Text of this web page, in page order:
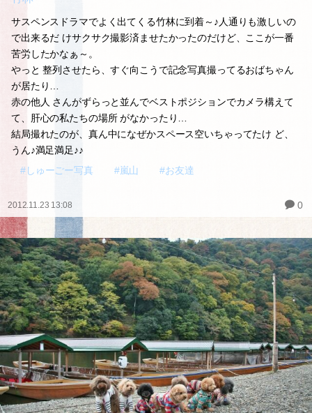
サスペンスドラマでよく出てくる竹林に到着～♪人通りも激しいの
で出来るだ けサクサク撮影済ませたかったのだけど、ここが一番
苦労したかなぁ～。
やっと 整列させたら、すぐ向こうで記念写真撮ってるおばちゃん
が居たり…
赤の他人 さんがずらっと並んでベストポジションでカメラ構えて
て、肝心の私たちの場所 がなかったり…
結局撮れたのが、真ん中になぜかスペース空いちゃってたけ ど、
うん♪満足満足♪♪
#しゅーごー写真
#嵐山 #お友達
2012.11.23 13:08 0